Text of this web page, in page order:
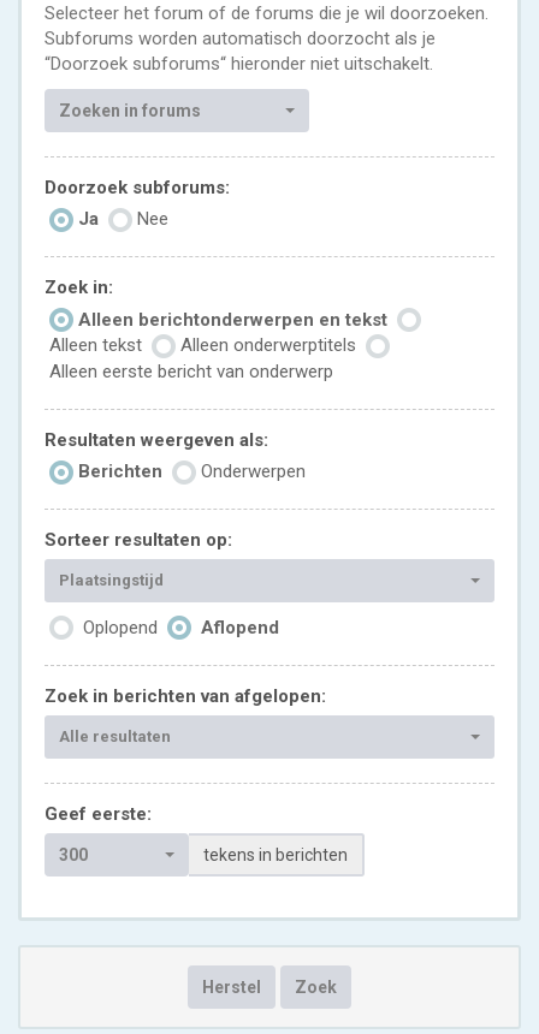
Selecteer het forum of de forums die je wil doorzoeken.
Subforums worden automatisch doorzocht als je
“Doorzoek subforums“ hieronder niet uitschakelt.
Zoeken in forums
Doorzoek subforums:
Ja
Nee
Zoek in:
Alleen berichtonderwerpen en tekst
Alleen tekst
Alleen onderwerptitels
Alleen eerste bericht van onderwerp
Resultaten weergeven als:
Berichten
Onderwerpen
Sorteer resultaten op:
Plaatsingstijd
Oplopend Aflopend
Zoek in berichten van afgelopen:
Alle resultaten
Geef eerste:
300 tekens in berichten
Herstel Zoek